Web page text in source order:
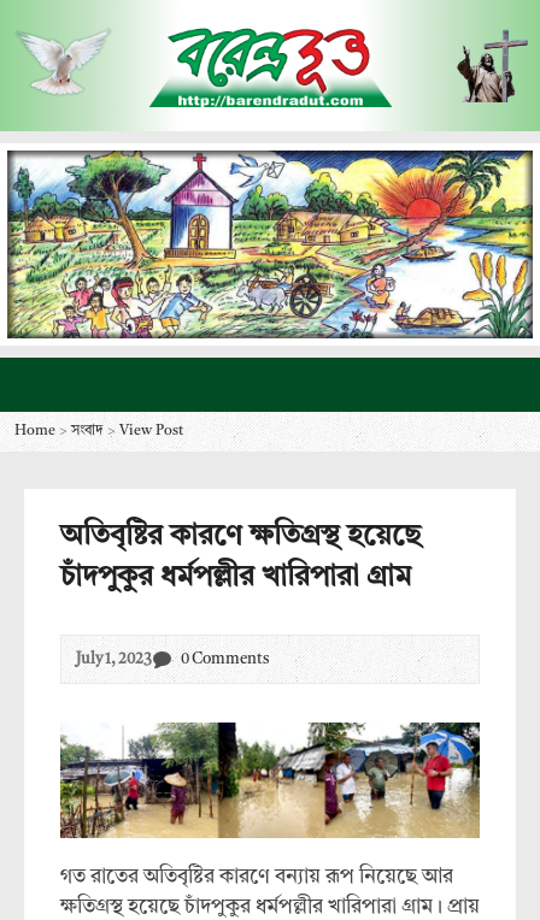
Home > সংবাদ >View Post
অতিবৃষ্টির কারণে ক্ষতিগ্রস্থ হয়েছে
চাঁদপুকুর ধর্মপল্লীর খারিপারা গ্রাম
July 1, 2023 0 Comments
গত রাতের অতিবৃষ্টির কারণে বন্যায় রূপ নিয়েছে আর
ক্ষতিগ্রস্থ হয়েছে চাঁদপুকুর ধর্মপল্লীর খারিপারা গ্রাম। প্রায়